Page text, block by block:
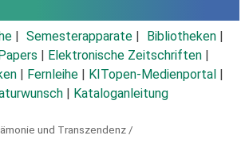
Semesterapparate
Bibliotheken
Elektronische Zeitschriften
Fernleihe KITopen-Medienportal
Kataloganleitung
und Transzendenz /